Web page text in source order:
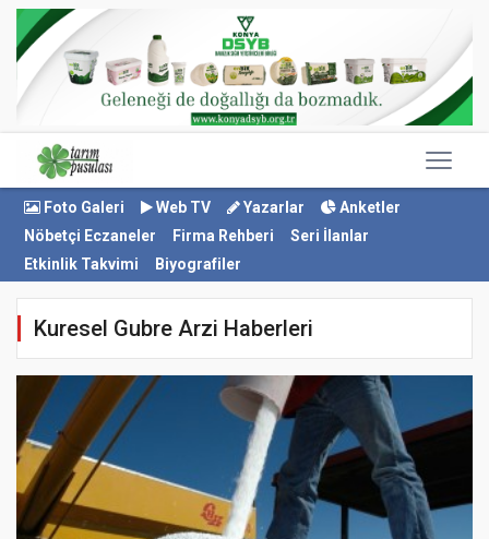
Foto Galeri Web TV Yazarlar
Anketler
Nöbetçi Eczaneler
Firma Rehberi
Seri İlanlar
Etkinlik Takvimi
Biyografiler
Kuresel Gubre Arzi Haberleri